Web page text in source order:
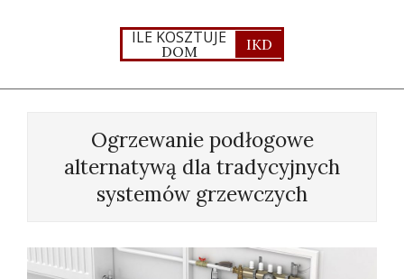
ILE KOSZTUJE
DOM IKD
Ogrzewanie podłogowe
alternatywą dla tradycyjnych
systemów grzewczych